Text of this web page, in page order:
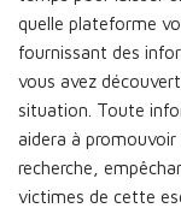
quelle plateforme
fournissant des
vous avez
situation. Toute
aidera à
recherche,
victimes de cette